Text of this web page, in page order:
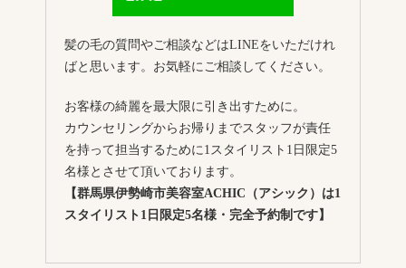
髪の毛の質問やご相談などはLINEをいただけれ
ばと思います。お気軽にご相談してください。
お客様の綺麗を最大限に引き出すために。
カウンセリングからお帰りまでスタッフが責任
を持って担当するために1スタイリスト1日限定5
名様とさせて頂いております。
【群馬県伊勢崎市美容室ACHIC（アシック）は1
スタイリスト1日限定5名様・完全予約制です】